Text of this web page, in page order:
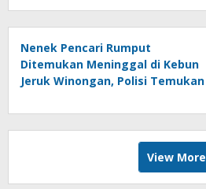
Nenek Pencari Rumput
Ditemukan Meninggal di Kebun
Jeruk Winongan, Polisi Temukan
View More